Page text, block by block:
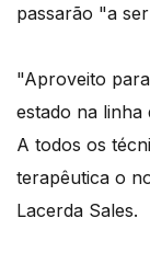
passarão "a
"Aproveito
estado na linha
A todos os
terapêutica o
Lacerda Sales.